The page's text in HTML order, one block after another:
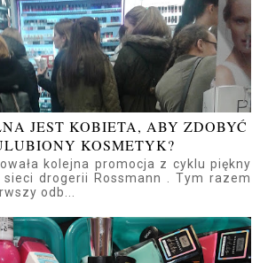
JEST KOBIETA, ABY ZDOBYĆ
KOSMETYK?
kolejna promocja z cyklu piękny
drogerii Rossmann . Tym razem
odb...